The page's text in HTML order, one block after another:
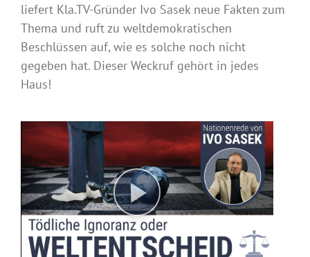
liefert Kla.TV-Gründer Ivo Sasek neue Fakten zum
Thema und ruft zu weltdemokratischen
Beschlüssen auf, wie es solche noch nicht
gegeben hat. Dieser Weckruf gehört in jedes
Haus!